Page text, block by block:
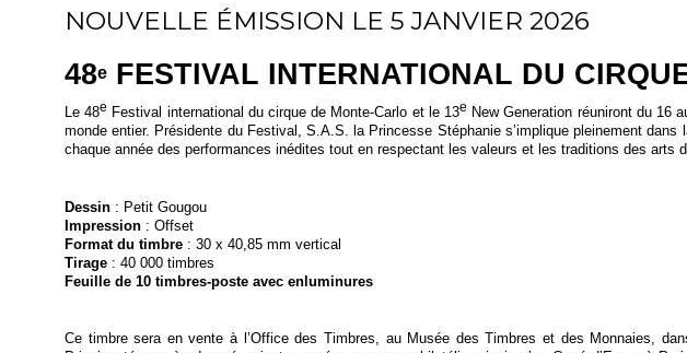
NOUVELLE ÉMISSION LE 5 JANVIER 2026
48e FESTIVAL INTERNATIONAL DU
Le 48e Festival international du cirque de Monte-Carlo et le 13e New Generation réuniront du 16
monde entier. Présidente du Festival, S.A.S. la Princesse Stéphanie s’implique pleinement
chaque année des performances inédites tout en respectant les valeurs et les traditions des arts
Dessin : Petit Gougou
Impression : Offset
Format du timbre : 30 x 40,85 mm vertical
Tirage : 40 000 timbres
Feuille de 10 timbres-poste avec enluminures
Ce timbre sera en vente à l’Office des Timbres, au Musée des Timbres et des Monnaies,